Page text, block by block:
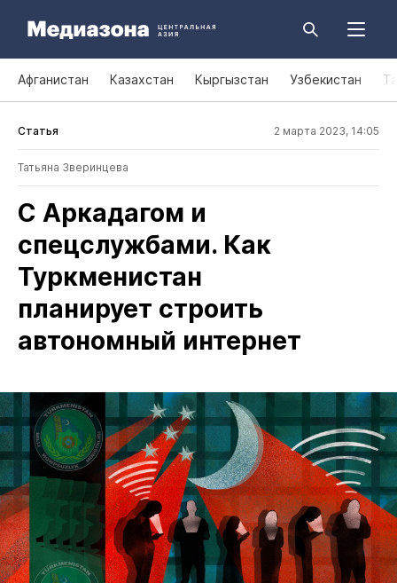
Афганистан Казахстан Кыргызстан Узбекистан
Статья 2 марта 2023, 14:05
Татьяна Зверинцева
С Аркадагом и
спецслужбами. Как
Туркменистан
планирует строить
автономный интернет